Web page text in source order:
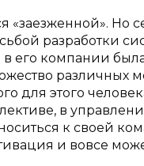
«заезженной». Но
разработки
его компании
различных
для этого
в
к своей
и вовсе